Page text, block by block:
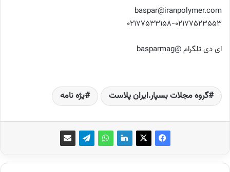
baspar@iranpolymer.com
02177533158-02177523553
ای دی تلگرام @basparmag
گروه مجلات بسپار.ایران پلاست یژه نامه